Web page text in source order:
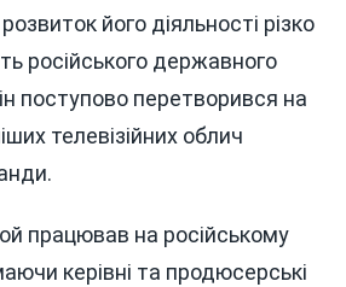
його діяльності різко
російського державного
поступово перетворився на
телевізійних облич
працював на російському
керівні та продюсерські